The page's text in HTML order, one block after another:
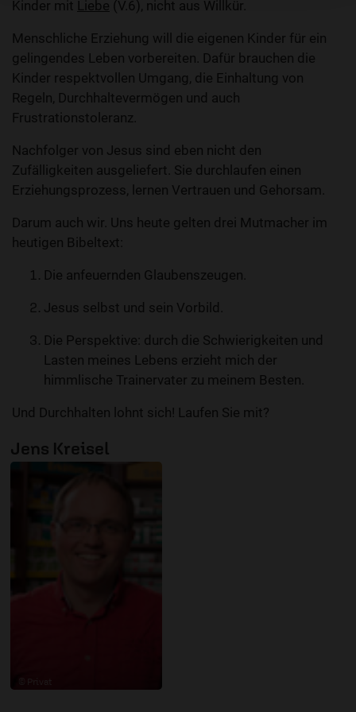
Kinder mit Liebe (V.6), nicht aus Willkür.
Menschliche Erziehung will die eigenen Kinder für ein
gelingendes Leben vorbereiten. Dafür brauchen die
Kinder respektvollen Umgang, die Einhaltung von
Regeln, Durchhaltevermögen und auch
Frustrationstoleranz.
Nachfolger von Jesus sind eben nicht den
Zufälligkeiten ausgeliefert. Sie durchlaufen einen
Erziehungsprozess, lernen Vertrauen und Gehorsam.
Darum auch wir. Uns heute gelten drei Mutmacher im
heutigen Bibeltext:
Die anfeuernden Glaubenszeugen.
Jesus selbst und sein Vorbild.
Die Perspektive: durch die Schwierigkeiten und
Lasten meines Lebens erzieht mich der
himmlische Trainervater zu meinem Besten.
Und Durchhalten lohnt sich! Laufen Sie mit?
Jens Kreisel